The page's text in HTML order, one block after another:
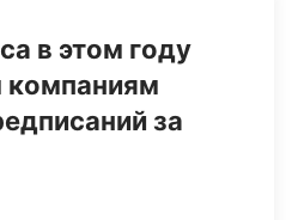
в этом году
за